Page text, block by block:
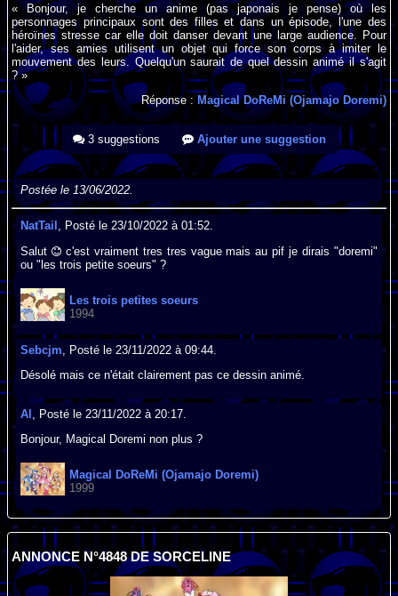
« Bonjour, je cherche un anime (pas japonais je pense) où les
personnages principaux sont des filles et dans un épisode, l'une des
héroïnes stresse car elle doit danser devant une large audience. Pour
l'aider, ses amies utilisent un objet qui force son corps à imiter le
mouvement des leurs. Quelqu'un saurait de quel dessin animé il s'agit
? »
Réponse : Magical DoReMi (Ojamajo Doremi)
3 suggestions Ajouter une suggestion
Postée le 13/06/2022.
NatTail , Posté le 23/10/2022 à 01:52.
Salut
c'est vraiment tres tres vague mais au pif je dirais "doremi"
ou "les trois petite soeurs" ?
Les trois petites soeurs
1994
Sebcjm, Posté le 23/11/2022 à 09:44.
Désolé mais ce n'était clairement pas ce dessin animé.
Al
, Posté le 23/11/2022 à 20:17.
Bonjour, Magical Doremi non plus ?
Magical DoReMi (Ojamajo Doremi)
1999
ANNONCE N°4848 DE SORCELINE